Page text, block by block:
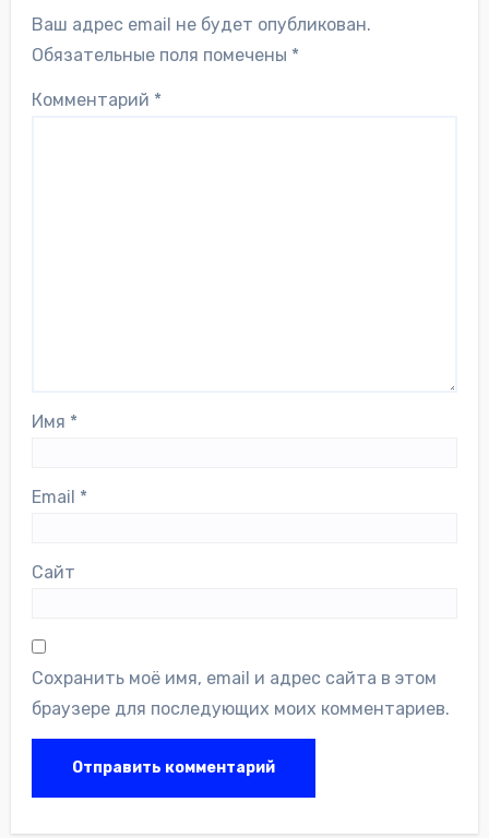
Ваш адрес email не будет опубликован.
Обязательные поля помечены *
Комментарий *
Имя *
Email *
Сайт
Сохранить моё имя, email и адрес сайта в этом
браузере для последующих моих комментариев.